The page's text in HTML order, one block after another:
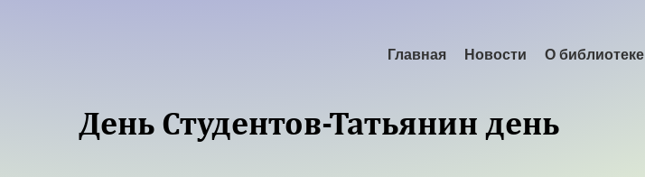
Главная Новости О библиотеке
День Студентов-Татьянин день